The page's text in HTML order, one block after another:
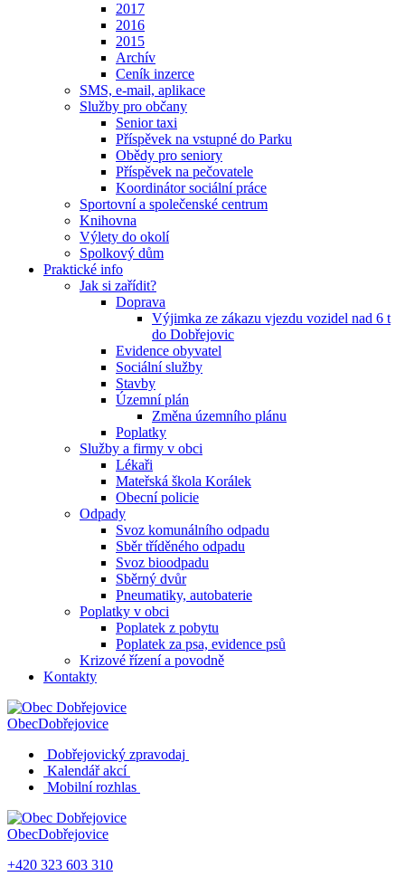
2017
2016
2015
Archív
Ceník inzerce
SMS, e-mail, aplikace
Služby pro občany
Senior taxi
Příspěvek na vstupné do Parku
Obědy pro seniory
Příspěvek na pečovatele
Koordinátor sociální práce
Sportovní a společenské centrum
Knihovna
Výlety do okolí
Spolkový dům
Praktické info
Jak si zařídit?
Doprava
Výjimka ze zákazu vjezdu vozidel nad 6 t
do Dobřejovic
Evidence obyvatel
Sociální služby
Stavby
Územní plán
Změna územního plánu
Poplatky
Služby a firmy v obci
Lékaři
Mateřská škola Korálek
Obecní policie
Odpady
Svoz komunálního odpadu
Sběr tříděného odpadu
Svoz bioodpadu
Sběrný dvůr
Pneumatiky, autobaterie
Poplatky v obci
Poplatek z pobytu
Poplatek za psa, evidence psů
Krizové řízení a povodně
Kontakty
ObecDobřejovice
Dobřejovický zpravodaj
Kalendář akcí
Mobilní rozhlas
ObecDobřejovice
+420 323 603 310